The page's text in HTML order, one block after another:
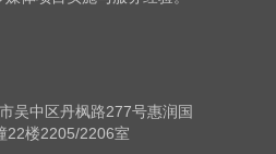
吴中区丹枫路277号惠润国
22楼2205/2206室